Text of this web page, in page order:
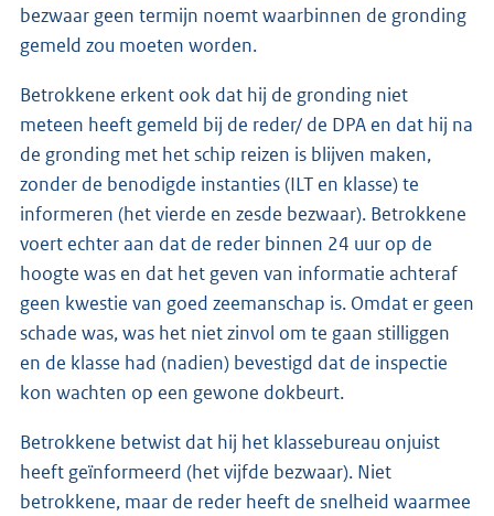
bezwaar geen termijn noemt waarbinnen de gronding
gemeld zou moeten worden.
Betrokkene erkent ook dat hij de gronding niet
meteen heeft gemeld bij de reder/ de DPA en dat hij na
de gronding met het schip reizen is blijven maken,
zonder de benodigde instanties (ILT en klasse) te
informeren (het vierde en zesde bezwaar). Betrokkene
voert echter aan dat de reder binnen 24 uur op de
hoogte was en dat het geven van informatie achteraf
geen kwestie van goed zeemanschap is. Omdat er geen
schade was, was het niet zinvol om te gaan stilliggen
en de klasse had (nadien) bevestigd dat de inspectie
kon wachten op een gewone dokbeurt.
Betrokkene betwist dat hij het klassebureau onjuist
heeft geïnformeerd (het vijfde bezwaar). Niet
betrokkene, maar de reder heeft de snelheid waarmee